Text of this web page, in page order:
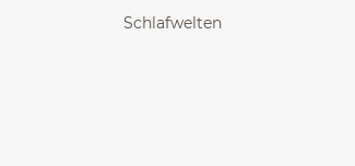
Schlafwelten